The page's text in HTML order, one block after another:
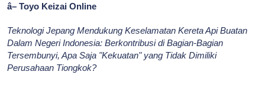
â– Toyo Keizai Online
Teknologi Jepang Mendukung Keselamatan Kereta Api Buatan
Dalam Negeri Indonesia: Berkontribusi di Bagian-Bagian
Tersembunyi, Apa Saja "Kekuatan" yang Tidak Dimiliki
Perusahaan Tiongkok?